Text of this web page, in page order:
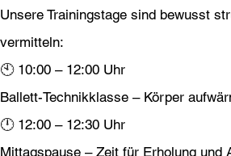
Unsere Trainingstage sind bewusst
vermitteln:
🕙 10:00 – 12:00 Uhr
Ballett-Technikklasse – Körper
🕛 12:00 – 12:30 Uhr
Mittagspause – Zeit für Erholung und